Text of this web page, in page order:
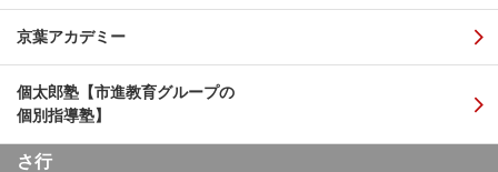
京葉アカデミー
個太郎塾【市進教育グループの
個別指導塾】
さ行